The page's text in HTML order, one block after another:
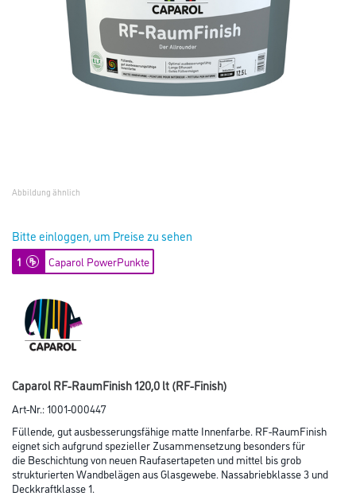
Abbildung ähnlich
Bitte einloggen, um Preise zu sehen
1 Caparol PowerPunkte
Caparol RF-RaumFinish 120,0 lt (RF-Finish)
Art-Nr.:1001-000447
Füllende, gut ausbesserungsfähige matte Innenfarbe. RF-RaumFinish
eignet sich aufgrund spezieller Zusammensetzung besonders für
die Beschichtung von neuen Raufasertapeten und mittel bis grob
strukturierten Wandbelägen aus Glasgewebe. Nassabriebklasse 3 und
Deckkraftklasse 1.